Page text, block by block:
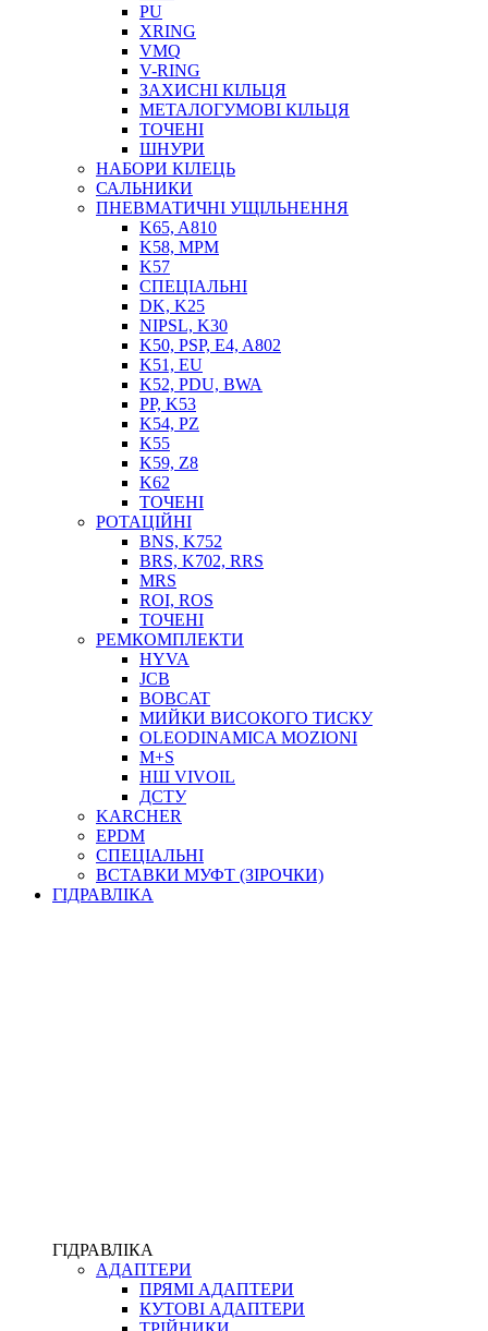
ПІСТОЛЕТИ
НАСОСИ ТА ПОМПИ
НАГНІТАЧІ
МУФТИ (НАСАДКИ) ДЛЯ ШПРИЦІВ
МАСЛЯНКИ, ЛІЙКИ
ПРЕС-МАСЛЯНКИ
ШЛАНГИ, ТРУБКИ
ШПРИЦИ МАСТИЛЬНІ
ТОСОЛ, АНТИФРИЗ
ОЛИВА-ПАЛИВО
ПОВІТРЯ-ВОДА
ДЛЯ ЗВАРЮВАННЯ
НАПІРНО-ВСМОКТУЮЧІ
ФІЛЬТРИ ДЛЯ ПАЛЬНОГО
ПІДДОНИ ДЛЯ БОЧОК
МОДУЛЬНІ АЗС
МЕТРОЛОГІЧНЕ ОБЛАДНАННЯ
ЛІЧИЛЬНИКИ І ВИТРАТОМІРИ ДЛЯ ПАЛЬНОГО
КОТУШКИ ДЛЯ ШЛАНГІВ
ФІТИНГИ ДІАГНОСТИЧНІ
АКСЕСУАРИ
ТРУБКИ ТА КОМПЛЕКТУЮЧІ
ФІТИНГИ ГІДРАВЛІЧНІ
PU
XRING
VMQ
V-RING
ЗАХИСНІ КІЛЬЦЯ
МЕТАЛОГУМОВІ КІЛЬЦЯ
ТОЧЕНІ
ШНУРИ
НАБОРИ КІЛЕЦЬ
САЛЬНИКИ
ПНЕВМАТИЧНІ УЩІЛЬНЕННЯ
K65, A810
K58, MPM
K57
СПЕЦІАЛЬНІ
DK, K25
NIPSL, K30
K50, PSP, E4, A802
K51, EU
K52, PDU, BWA
PP, K53
K54, PZ
K55
K59, Z8
K62
ТОЧЕНІ
РОТАЦІЙНІ
BNS, K752
BRS, K702, RRS
MRS
ROI, ROS
ТОЧЕНІ
РЕМКОМПЛЕКТИ
HYVA
JCB
BOBCAT
МИЙКИ ВИСОКОГО ТИСКУ
OLEODINAMICA MOZIONI
M+S
НШ VIVOIL
ДСТУ
KARCHER
EPDM
СПЕЦІАЛЬНІ
ВСТАВКИ МУФТ (ЗІРОЧКИ)
ГІДРАВЛІКА
ГІДРАВЛІКА
АДАПТЕРИ
ПРЯМІ АДАПТЕРИ
КУТОВІ АДАПТЕРИ